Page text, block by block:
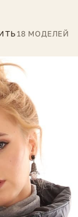
18 МОДЕЛЕЙ